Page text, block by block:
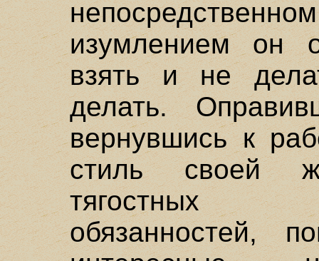
изумлением он
взять и не
делать.
вернувшись к
стиль своей
тягостных
обязанностей,